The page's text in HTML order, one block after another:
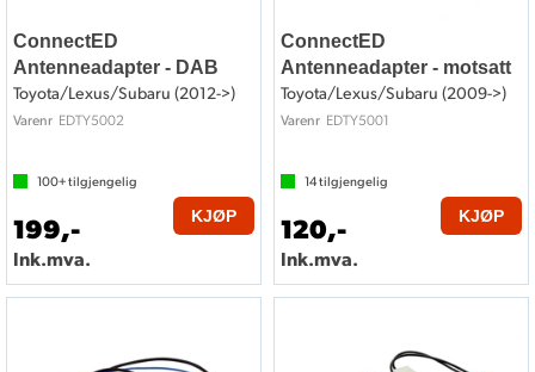
ConnectED
Antenneadapter - DAB
Toyota/Lexus/Subaru (2012->)
Varenr EDTY5002
100+tilgjengelig
199,-
Ink.mva.
KJØP
ConnectED
Antenneadapter - motsatt
Toyota/Lexus/Subaru (2009->)
Varenr EDTY5001
14tilgjengelig
120,-
Ink.mva.
KJØP